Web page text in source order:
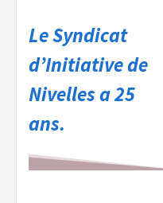
Le Syndicat
d’Initiative de
Nivelles a 25
ans.